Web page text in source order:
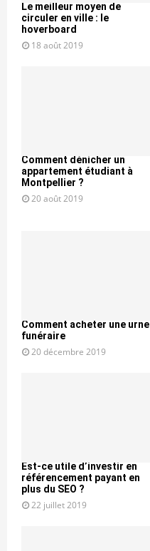
Le meilleur moyen de
circuler en ville : le
hoverboard
18 août 2019
Comment dénicher un
appartement étudiant à
Montpellier ?
20 août 2019
Comment acheter une urne
funéraire
20 décembre 2019
Est-ce utile d’investir en
référencement payant en
plus du SEO ?
22 juillet 2019